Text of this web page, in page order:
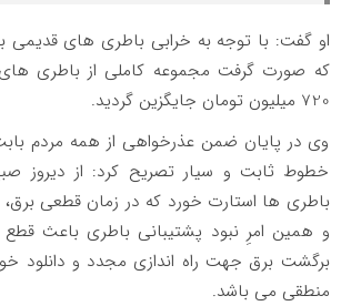
او گفت: با توجه به خرابی باطری های قدیمی
که صورت گرفت مجموعه کاملی از باطری
720 میلیون تومان جایگزین گردید.
وی در پایان ضمن عذرخواهی از همه مردم
خطوط ثابت و سیار تصریح کرد: از دیروز
باطری ها استارت خورد که در زمان قطعی برق،
و همین امرِ نبود پشتیبانی باطری باعث قطع
برگشت برق جهت راه اندازی مجدد و دانلود
منطقی می باشد.